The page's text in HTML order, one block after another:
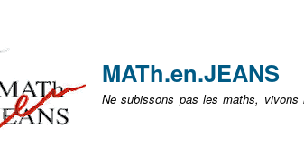
MATh.en.JEANS
Ne subissons pas les maths, vivons